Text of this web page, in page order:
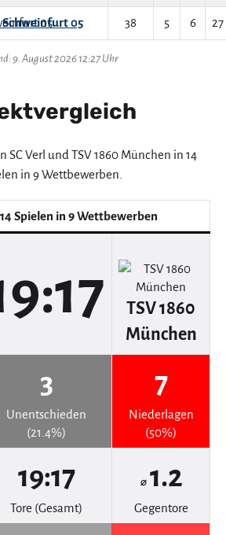
Schweinfurt 05 38 5 6 27
9. August 2026 12:27 Uhr
SC Verl und TSV 1860 München in 14
in 9 Wettbewerben.
Spielen in 9 Wettbewerben
TSV 1860
München
3
Unentschieden
(21.4%)
7
Niederlagen
(50%)
19:17
Tore (Gesamt)
⌀ 1.2
Gegentore